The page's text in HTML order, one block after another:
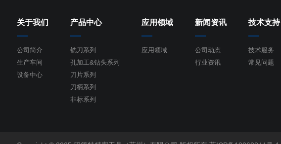
关于我们
公司简介
生产车间
设备中心
产品中心
铣刀系列
孔加工&钻头系列
刀片系列
刀柄系列
非标系列
应用领域
应用领域
新闻资讯
公司动态
行业资讯
技术支持
技术服务
常见问题